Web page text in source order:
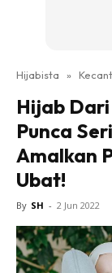
Hijabista »
Hijab Dari
Punca
Amalkan
Ubat!
By SH - 2 Jun 2022